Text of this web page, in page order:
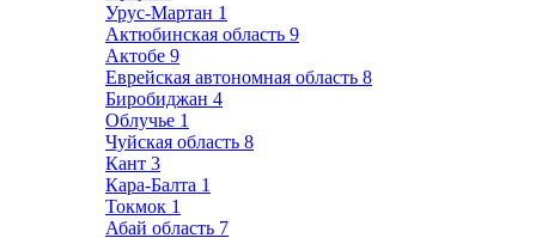
Урус-Мартан 1
Актюбинская область 9
Актобе 9
Еврейская автономная область 8
Биробиджан 4
Облучье 1
Чуйская область 8
Кант 3
Кара-Балта 1
Токмок 1
Абай область 7